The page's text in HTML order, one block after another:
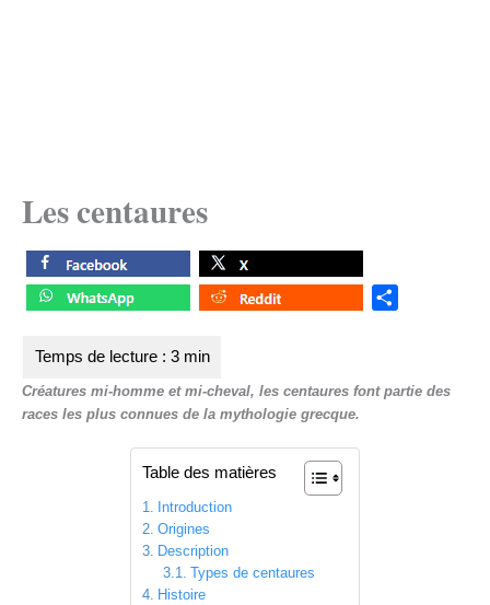
Les centaures
e
Créatures mi-homme et mi-cheval, les centaures font partie des
races les plus connues de la mythologie grecque.
Table des matières
Introduction
Origines
Description
Types de centaures
Histoire